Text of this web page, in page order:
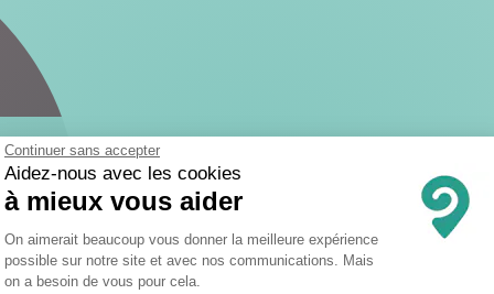
Continuer sans accepter
Aidez-nous avec les cookies
à mieux vous aider
Plateforme de Gestion du
On aimerait beaucoup vous donner la meilleure expérience
possible sur notre site et avec nos communications. Mais
on a besoin de vous pour cela.